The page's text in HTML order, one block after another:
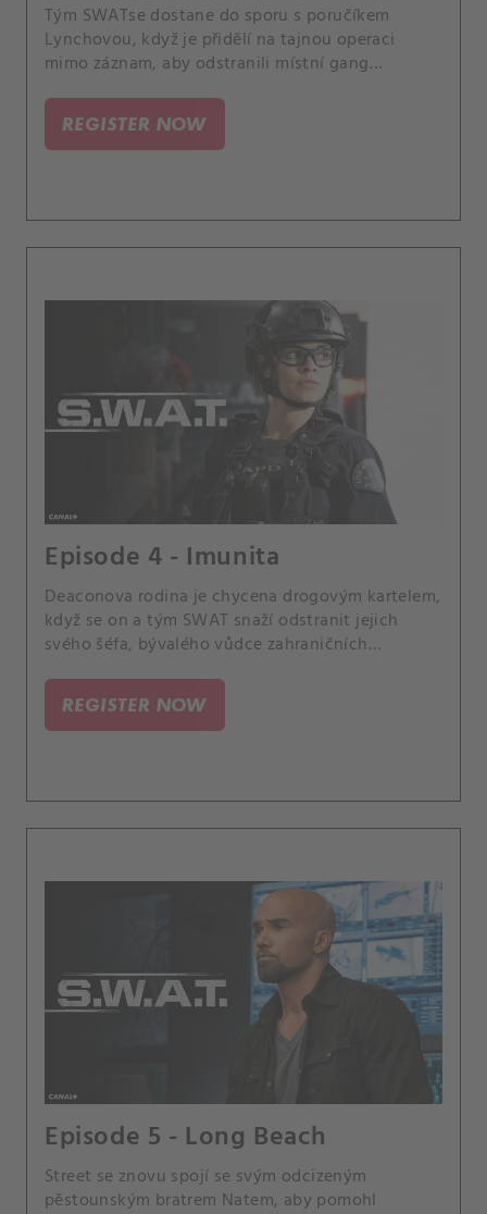
Tým SWATse dostane do sporu s poručíkem
Lynchovou, když je přidělí na tajnou operaci
mimo záznam, aby odstranili místní gang
času na přípravu na misi. Rovněž narústá napětí u
Hondy doma, protože vztah jeho rodičů se
zhoršuje.
REGISTER NOW
Episode 4 - Imunita
Deaconova rodina je chycena drogovým kartelem,
když se on a tým SWAT snaží odstranit jejich
svého šéfa, bývalého vůdce zahraničních
místním květinovém trhu. Hondo také dostává
znepokojivé zprávy týkající se jeho otce a Tan je
kvůli nerozvážnosti své přítelkyně nucen jít před
REGISTER NOW
Episode 5 - Long Beach
Street se znovu spojí se svým odcizeným
pěstounským bratrem Natem, aby pomohl